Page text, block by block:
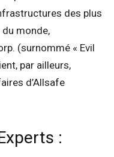
des plus
monde,
(surnommé « Evil
par ailleurs,
d’Allsafe
: